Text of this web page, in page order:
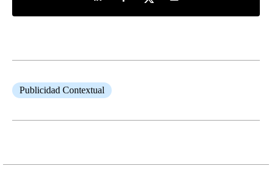
Publicidad Contextual